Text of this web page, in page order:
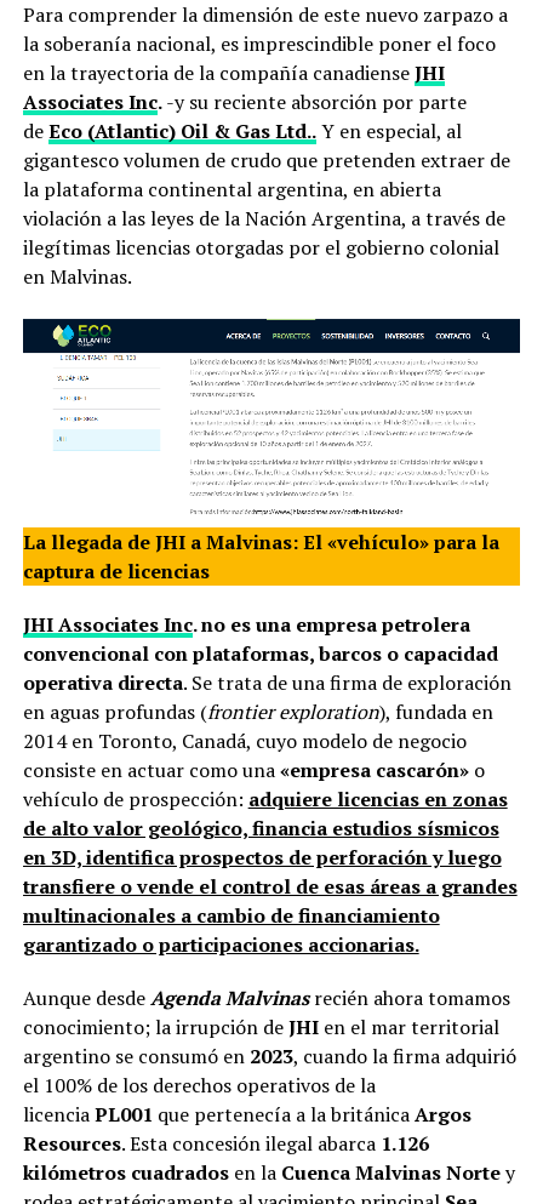
Para comprender la dimensión de este nuevo zarpazo a
la soberanía nacional, es imprescindible poner el foco
en la trayectoria de la compañía canadienseJHI
Associates Inc.-y su reciente absorción por parte
deEco (Atlantic) Oil & Gas Ltd..Y en especial, al
gigantesco volumen de crudo que pretenden extraer de
la plataforma continental argentina, en abierta
violación a las leyes de la Nación Argentina, a través de
ilegítimas licencias otorgadas por el gobierno colonial
en Malvinas.
La llegada de JHI a Malvinas: El «vehículo» para la
captura de licencias
JHI Associates Inc. no es una empresa petrolera
convencional con plataformas, barcos o capacidad
operativa directa. Se trata de una firma de exploración
en aguas profundas (frontier exploration), fundada en
2014 en Toronto, Canadá, cuyo modelo de negocio
consiste en actuar como una«empresa cascarón»o
vehículo de prospección: adquiere licencias en zonas
de alto valor geológico, financia estudios sísmicos
en 3D, identifica prospectos de perforación y luego
transfiere o vende el control de esas áreas a grandes
multinacionales a cambio de financiamiento
garantizado o participaciones accionarias.
Aunque desdeAgenda Malvinasrecién ahora tomamos
conocimiento; la irrupción deJHI en el mar territorial
argentino se consumó en 2023, cuando la firma adquirió
el 100% de los derechos operativos de la
licenciaPL001 que pertenecía a la británicaArgos
Resources. Esta concesión ilegal abarca 1.126
kilómetros cuadradosen la Cuenca Malvinas Nortey